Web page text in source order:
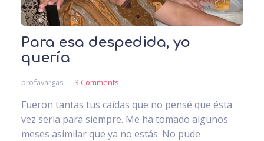
Para esa despedida, yo
quería
profavargas 3 Comments
Fueron tantas tus caídas que no pensé que ésta
vez sería para siempre. Me ha tomado algunos
meses asimilar que ya no estás. No pude